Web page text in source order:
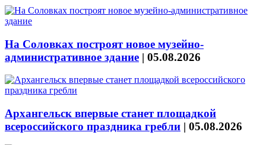
На Соловках построят новое музейно-
административное здание | 05.08.2026
Архангельск впервые станет площадкой
всероссийского праздника гребли | 05.08.2026